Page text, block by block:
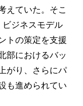
えていた。そこ
ジネスモデル
トの策定を支援
部におけるバッ
がり、さらにパ
も進められてい